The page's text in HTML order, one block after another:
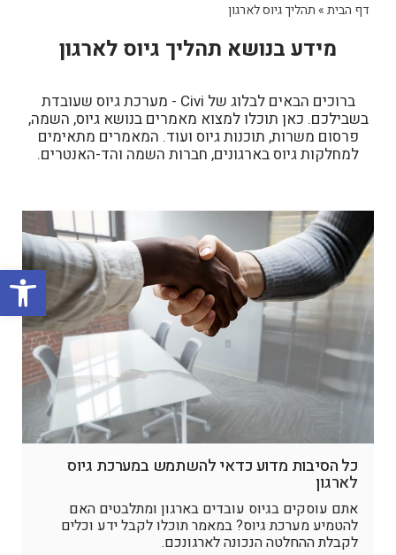
דף הבית» תהליך גיוס לארגון
מידע בנושא תהליך גיוס לארגון
ברוכים הבאים לבלוג של Civi - מערכת גיוס שעובדת
בשבילכם. כאן תוכלו למצוא מאמרים בנושא גיוס, השמה,
פרסום משרות, תוכנות גיוס ועוד. המאמרים מתאימים
למחלקות גיוס בארגונים, חברות השמה והד-האנטרים.
כל הסיבות מדוע כדאי להשתמש במערכת גיוס
לארגון
אתם עוסקים בגיוס עובדים בארגון ומתלבטים האם
להטמיע מערכת גיוס? במאמר תוכלו לקבל ידע וכלים
לקבלת ההחלטה הנכונה לארגונכם.
פתח